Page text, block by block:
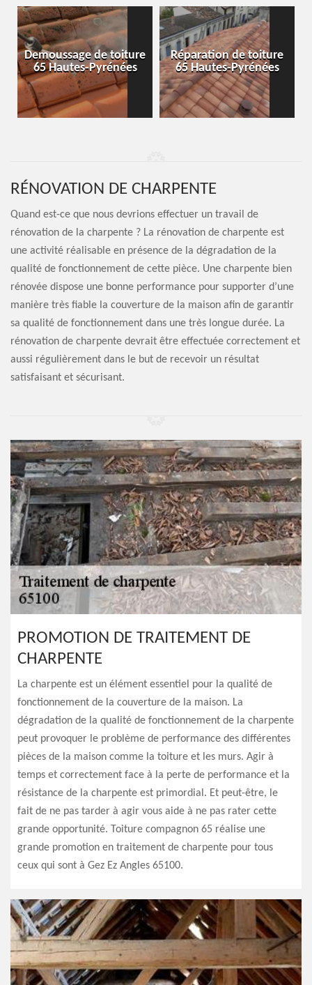
Demoussage de toiture
65 Hautes-Pyrénées
Réparation de toiture
65 Hautes-Pyrénées
RÉNOVATION DE CHARPENTE
Quand est-ce que nous devrions effectuer un travail de
rénovation de la charpente ? La rénovation de charpente est
une activité réalisable en présence de la dégradation de la
qualité de fonctionnement de cette pièce. Une charpente bien
rénovée dispose une bonne performance pour supporter d’une
manière très fiable la couverture de la maison afin de garantir
sa qualité de fonctionnement dans une très longue durée. La
rénovation de charpente devrait être effectuée correctement et
aussi régulièrement dans le but de recevoir un résultat
satisfaisant et sécurisant.
PROMOTION DE TRAITEMENT DE
CHARPENTE
La charpente est un élément essentiel pour la qualité de
fonctionnement de la couverture de la maison. La
dégradation de la qualité de fonctionnement de la charpente
peut provoquer le problème de performance des différentes
pièces de la maison comme la toiture et les murs. Agir à
temps et correctement face à la perte de performance et la
résistance de la charpente est primordial. Et peut-être, le
fait de ne pas tarder à agir vous aide à ne pas rater cette
grande opportunité. Toiture compagnon 65 réalise une
grande promotion en traitement de charpente pour tous
ceux qui sont à Gez Ez Angles 65100.